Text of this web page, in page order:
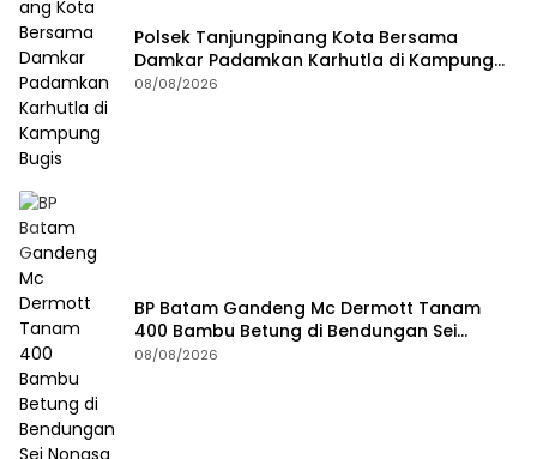
Polsek Tanjungpinang Kota Bersama
Damkar Padamkan Karhutla di Kampung
Bugis
08/08/2026
BP Batam Gandeng Mc Dermott Tanam
400 Bambu Betung di Bendungan Sei
Nongsa
08/08/2026